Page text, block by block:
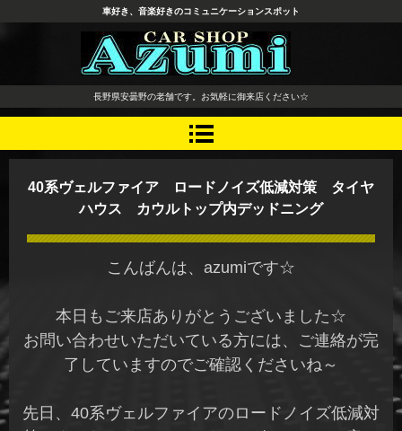
長野県 安曇野市 タイヤ ホ
イール デッドニング カーオ
ーディオ レカロシート
車好き、音楽好きのコミュニケーションスポット
長野県安曇野の老舗です。お気軽に御来店ください☆
40系ヴェルファイア ロードノイズ低減対策 タイヤ
ハウス カウルトップ内デッドニング
こんばんは、azumiです☆
本日もご来店ありがとうございました☆
お問い合わせいただいている方には、ご連絡が完
了していますのでご確認くださいね～
先日、40系ヴェルファイアのロードノイズ低減対